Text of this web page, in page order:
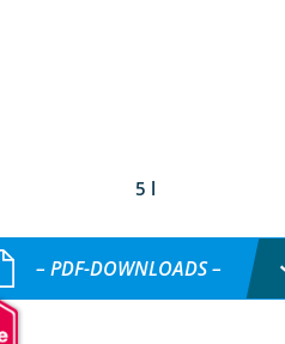
5 l
– PDF-DOWNLOADS –